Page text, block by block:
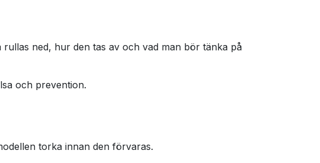
ned, hur den tas av och vad man bör tänka på
och prevention.
torka innan den förvaras.